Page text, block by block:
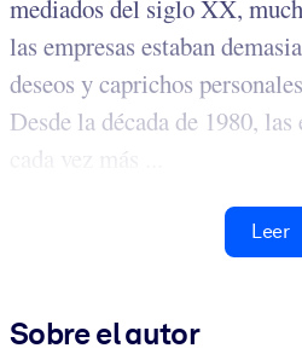
mediados del siglo XX,
las empresas estaban
deseos y caprichos
Desde la década de 1980,
cada vez más ...
Leer
Sobre el autor